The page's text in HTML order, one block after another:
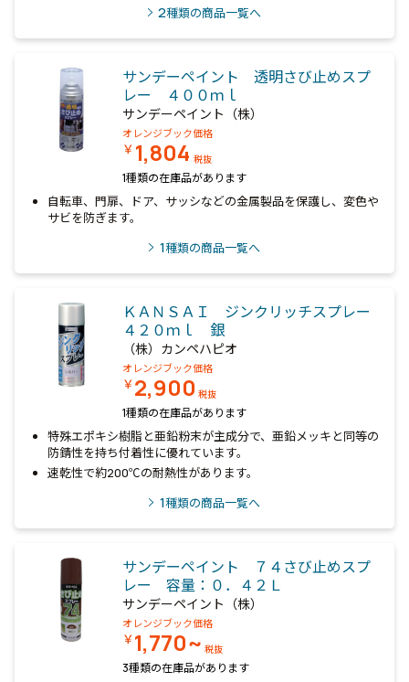
2種類の商品一覧へ
サンデーペイント 透明さび止めスプ
レー ４００ｍｌ
サンデーペイント（株）
オレンジブック価格
￥ 1,804 税抜
1種類の在庫品があります
自転車、門扉、ドア、サッシなどの金属製品を保護し、変色や
サビを防ぎます。
1種類の商品一覧へ
ＫＡＮＳＡＩ ジンクリッチスプレー
４２０ｍｌ 銀
（株）カンペハピオ
オレンジブック価格
￥2,900 税抜
1種類の在庫品があります
特殊エポキシ樹脂と亜鉛粉末が主成分で、亜鉛メッキと同等の
防錆性を持ち付着性に優れています。
速乾性で約200℃の耐熱性があります。
1種類の商品一覧へ
サンデーペイント ７４さび止めスプ
レー 容量：０．４２Ｌ
サンデーペイント（株）
オレンジブック価格
￥1,770~ 税抜
3種類の在庫品があります